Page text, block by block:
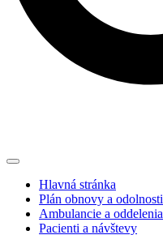
Hlavná stránka
Plán obnovy a odolnosti
Ambulancie a oddelenia
Pacienti a návštevy